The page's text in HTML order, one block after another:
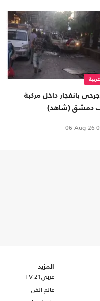
بانفجار داخل مركبة
دمشق (شاهد)
06-Aug-26
المزيد
عربي21 TV
عالم الفن